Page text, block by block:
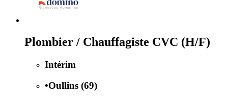
Plombier / Chauffagiste CVC (H/F)
Intérim
•Oullins (69)